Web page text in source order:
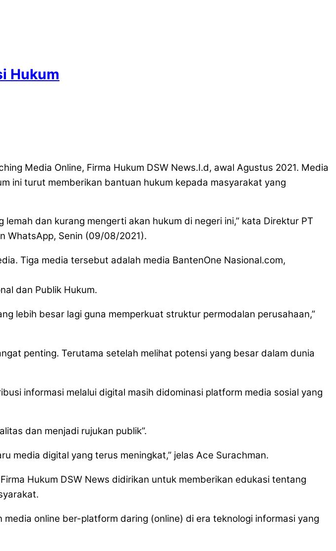
Hukum
Media Online, Firma Hukum DSW News.I.d, awal Agustus 2021. Media
ini turut memberikan bantuan hukum kepada masyarakat yang
dan kurang mengerti akan hukum di negeri ini,” kata Direktur PT
WhatsApp, Senin (09/08/2021).
Tiga media tersebut adalah media BantenOne Nasional.com,
dan Publik Hukum.
lebih besar lagi guna memperkuat struktur permodalan perusahaan,”
penting. Terutama setelah melihat potensi yang besar dalam dunia
informasi melalui digital masih didominasi platform media sosial yang
dan menjadi rujukan publik”.
media digital yang terus meningkat,” jelas Ace Surachman.
Hukum DSW News didirikan untuk memberikan edukasi tentang
online ber-platform daring (online) di era teknologi informasi yang